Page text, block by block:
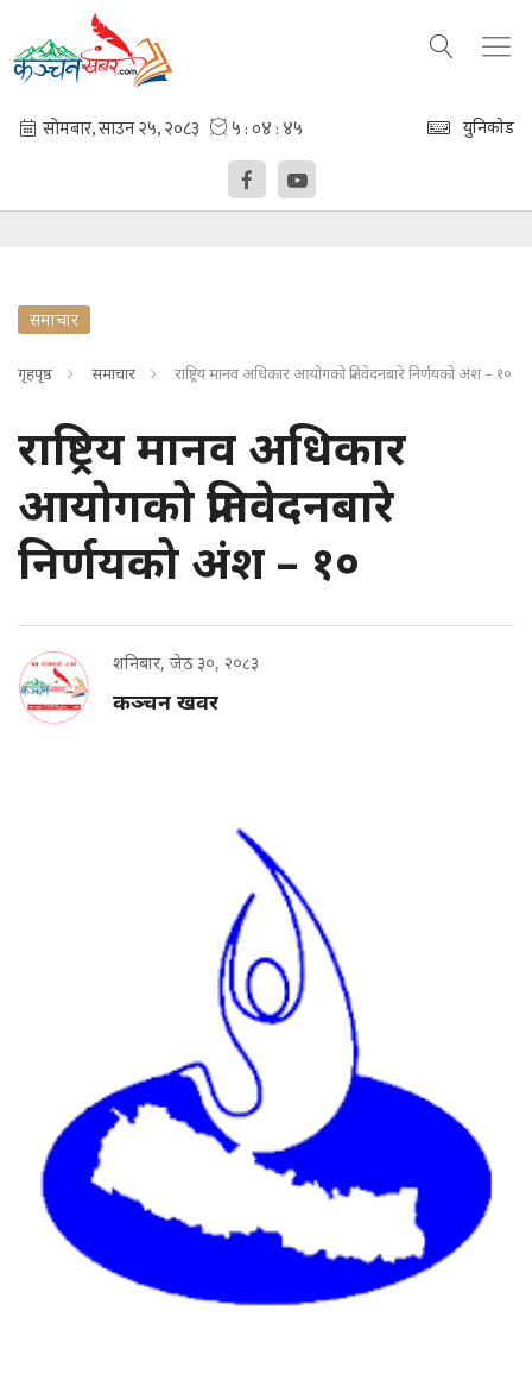
युनिकोड
समाचार
गृहपृष्ठ समाचार राष्ट्रिय मानव अधिकार आयोगको प्रतिवेदनबारे निर्णयको अंश – १०
राष्ट्रिय मानव अधिकार
आयोगको प्रतिवेदनबारे
निर्णयको अंश – १०
शनिबार, जेठ ३०, २०८३
कञ्चन खवर